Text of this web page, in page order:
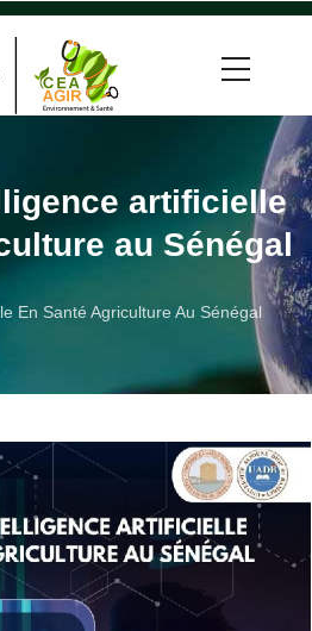
artificielle
au Sénégal
En Santé Agriculture Au Sénégal